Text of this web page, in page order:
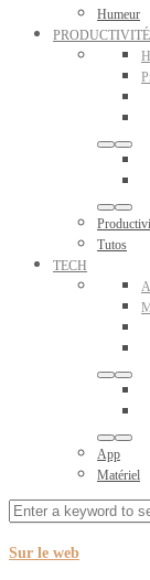
Humeur
Tutos
TECH
App
Matériel
Sur le web